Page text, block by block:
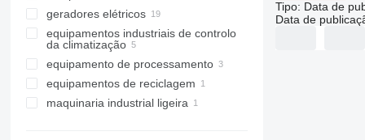
compressores móveis
compressores fixos
compressores portáteis
geradores elétricos
torres de Iluminação
equipamentos industriais de controlo
da climatização
desumidificadores
equipamentos de ventilação
equipamento de processamento
separadores
equipamentos de reciclagem
maquinaria de reciclagem de
maquinaria industrial ligeira
Tipo: Data de
Data de